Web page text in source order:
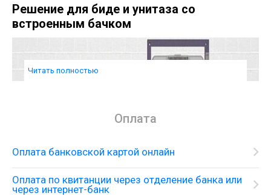
Решение для биде и унитаза со
встроенным бачком
Читать полностью
Оплата
Оплата банковской картой онлайн
Оплата по квитанции через отделение банка или
через интернет-банк